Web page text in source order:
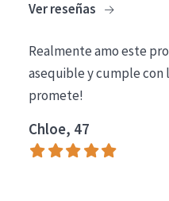
COLECCIÓN
Essentials
Lift+
Expert
TIPO DE PIEL
Ver reseñas
Realmente amo este
asequible y cumple con
promete!
Chloe, 47